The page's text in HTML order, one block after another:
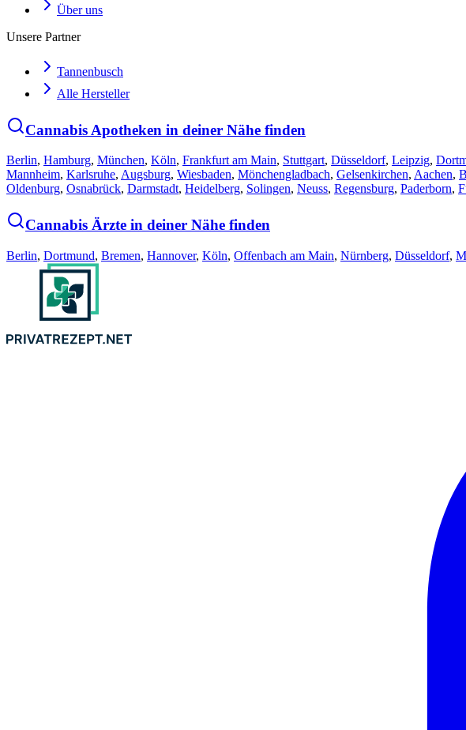
Über uns
Unsere Partner
Tannenbusch
Alle Hersteller
Cannabis Apotheken in deiner Nähe finden
Berlin, Hamburg, München, Köln, Frankfurt am Main, Stuttgart, Düsseldorf, Leipzig,
Mannheim, Karlsruhe, Augsburg, Wiesbaden, Mönchengladbach, Gelsenkirchen, Aachen,
Oldenburg, Osnabrück, Darmstadt, Heidelberg, Solingen, Neuss, Regensburg, Paderborn,
Cannabis Ärzte in deiner Nähe finden
Berlin, Dortmund, Bremen, Hannover, Köln, Offenbach am Main, Nürnberg, Düsseldorf,